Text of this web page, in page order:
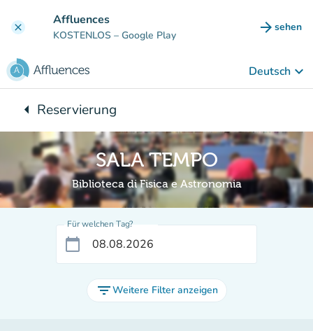
clear Affluences
KOSTENLOS – Google Play arrow_forward sehen
(new
Deutsch keyboard_arrow_down
arrow_leftZurück zu:
Reservierung
SALA TEMPO
Biblioteca di Fisica e Astronomia
Für welchen Tag?
calendar_today
filter_listWeitere Filter anzeigen